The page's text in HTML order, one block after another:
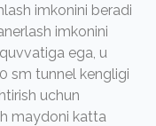
imkonini beradi
imkonini
ega, u
sm tunnel kengligi
uchun
maydoni katta